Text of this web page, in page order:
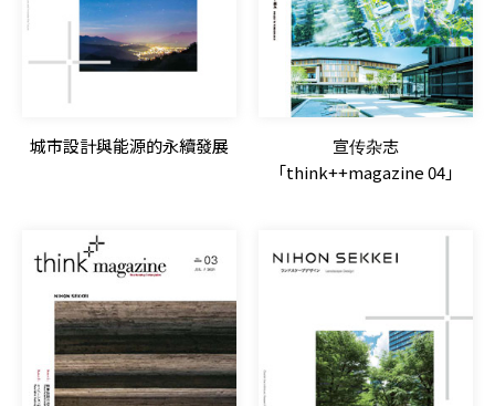
城市設計與能源的永續發展
宣传杂志
「think++magazine 04」